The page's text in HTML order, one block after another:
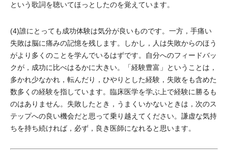
という歌詞を聴いてほっとしたのを覚えています。
(4)誰にとっても成功体験は気分が良いものです。一方，手痛い
失敗は脳に痛みの記憶を残します。しかし，人は失敗からのほう
がより多くのことを学んでいるはずです。自分へのフィードバッ
クが，成功に比べはるかに大きい。「経験豊富」ということは，
多かれ少なかれ，転んだり，ひやりとした経験，失敗をも含めた
数多くの経験を指しています。臨床医学を学ぶ上で経験に勝るも
のはありません。失敗したとき，うまくいかないときは，次のス
テップへの良い機会だと思って乗り越えてください。謙虚な気持
ちを持ち続ければ，必ず，良き医師になれると思います。